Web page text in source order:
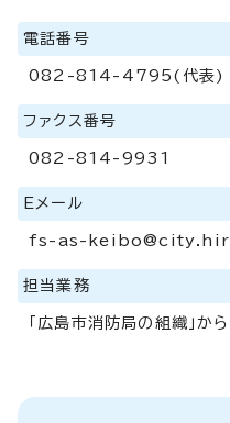
電話番号
082-814-4795(代表)
ファクス番号
082-814-9931
Eメール
fs-as-
担当業務
「広島市消防局の組織」か